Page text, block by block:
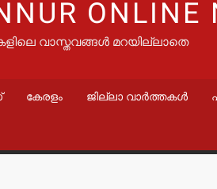
ONLINE
വാസ്തവങ്ങൾ മറയില്ലാതെ
കേരളം ജില്ലാ വാർത്തകൾ